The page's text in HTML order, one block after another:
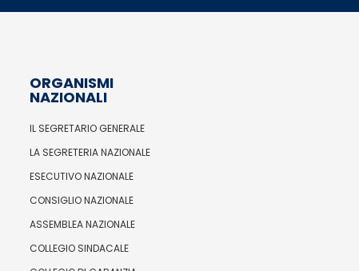
ORGANISMI
NAZIONALI
IL SEGRETARIO GENERALE
LA SEGRETERIA NAZIONALE
ESECUTIVO NAZIONALE
CONSIGLIO NAZIONALE
ASSEMBLEA NAZIONALE
COLLEGIO SINDACALE